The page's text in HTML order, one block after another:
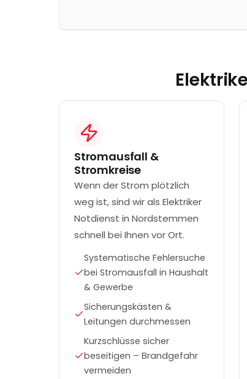
Stromausfall &
Stromkreise
Wenn der Strom plötzlich
weg ist, sind wir als Elektriker
Notdienst in Nordstemmen
schnell bei Ihnen vor Ort.
Systematische Fehlersuche
bei Stromausfall in Haushalt
& Gewerbe
Sicherungskästen &
Leitungen durchmessen
Kurzschlüsse sicher
beseitigen – Brandgefahr
vermeiden